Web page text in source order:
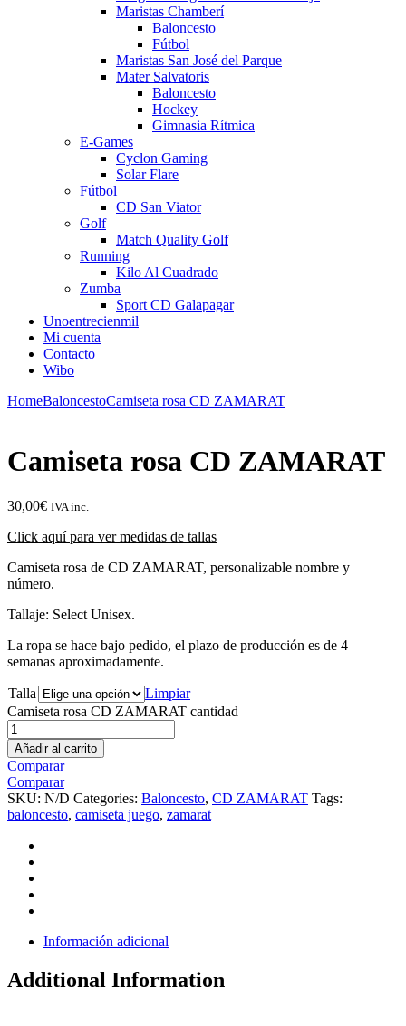
Maristas Chamberí
Baloncesto
Fútbol
Maristas San José del Parque
Mater Salvatoris
Baloncesto
Hockey
Gimnasia Rítmica
E-Games
Cyclon Gaming
Solar Flare
Fútbol
CD San Viator
Golf
Match Quality Golf
Running
Kilo Al Cuadrado
Zumba
Sport CD Galapagar
Unoentrecienmil
Mi cuenta
Contacto
Wibo
HomeBaloncestoCamiseta rosa CD ZAMARAT
Camiseta rosa CD ZAMARAT
30,00€ IVA inc.
Click aquí para ver medidas de tallas
Camiseta rosa de CD ZAMARAT, personalizable nombre y
número.
Tallaje: Select Unisex.
La ropa se hace bajo pedido, el plazo de producción es de 4
semanas aproximadamente.
Talla
Limpiar
Camiseta rosa CD ZAMARAT cantidad
Añadir al carrito
Comparar
Comparar
SKU: N/D Categories: Baloncesto, CD ZAMARAT Tags:
baloncesto, camiseta juego, zamarat
Información adicional
Additional Information